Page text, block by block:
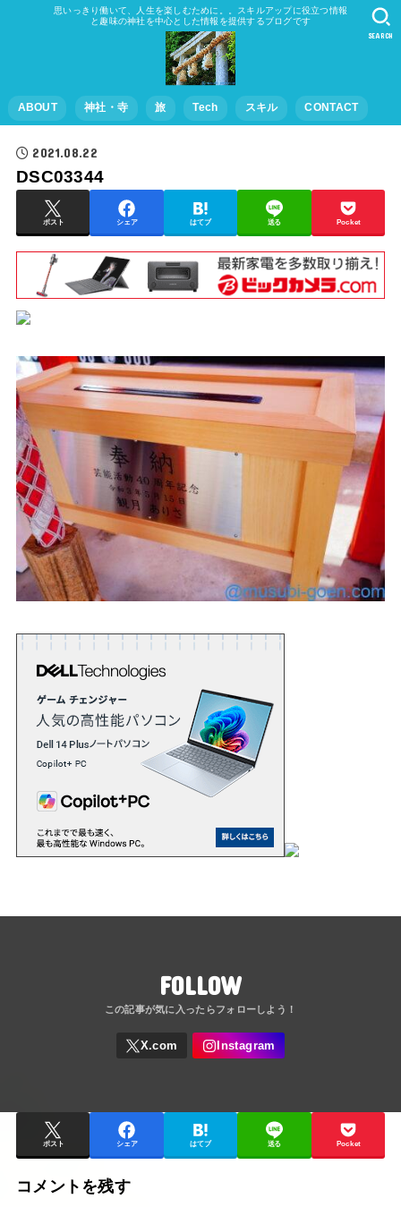
思いっきり働いて、人生を楽しむために。。スキルアップに役立つ情報
と趣味の神社を中心とした情報を提供するブログです
ABOUT 神社・寺 旅 Tech スキル CONTACT
SEARCH
2021.08.22
DSC03344
ポスト シェア はてブ 送る Pocket
FOLLOW
ポスト シェア はてブ 送る Pocket
コメントを残す